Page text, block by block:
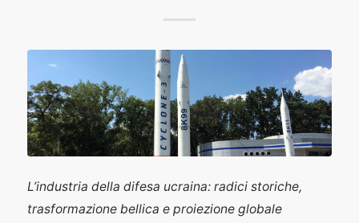
L’industria della difesa ucraina: radici storiche,
trasformazione bellica e proiezione globale